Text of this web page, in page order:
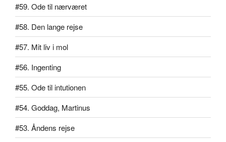
#59. Ode til nærværet
#58. Den lange rejse
#57. Mit liv i mol
#56. Ingenting
#55. Ode til intutionen
#54. Goddag, Martinus
#53. Åndens rejse